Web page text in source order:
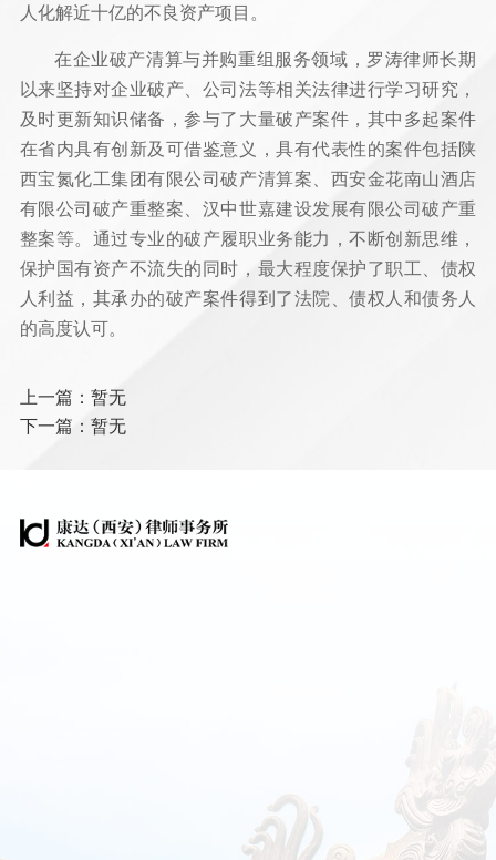
人化解近十亿的不良资产项目。
在企业破产清算与并购重组服务领域，罗涛律师长期
以来坚持对企业破产、公司法等相关法律进行学习研究，
及时更新知识储备，参与了大量破产案件，其中多起案件
在省内具有创新及可借鉴意义，具有代表性的案件包括陕
西宝氮化工集团有限公司破产清算案、西安金花南山酒店
有限公司破产重整案、汉中世嘉建设发展有限公司破产重
整案等。通过专业的破产履职业务能力，不断创新思维，
保护国有资产不流失的同时，最大程度保护了职工、债权
人利益，其承办的破产案件得到了法院、债权人和债务人
的高度认可。
上一篇：暂无
下一篇：暂无